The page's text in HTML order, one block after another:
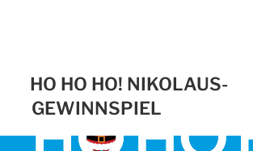
HO HO HO! NIKOLAUS-
GEWINNSPIEL